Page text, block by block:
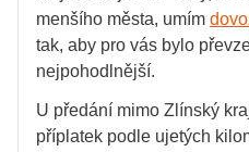
ČR, dovozovou STK,
pojištění – na konci
kompletně připravené k
prodejce a blízko hranic,
dříve. Naopak při
nebo při dovozu z větší
realistický odhad,
menšího města, umím
tak, aby pro vás bylo
nejpohodlnější.
U předání mimo Zlínský
příplatek podle ujetých